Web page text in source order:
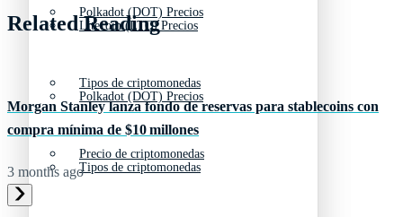
Polkadot (DOT) Precios
Tipos de criptomonedas
Precio de criptomonedas
Litecoin (LTC) Precios
Polkadot (DOT) Precios
Tipos de criptomonedas
Related Reading
Morgan Stanley lanza fondo de reservas para stablecoins con
compra mínima de $10 millones
3 months ago